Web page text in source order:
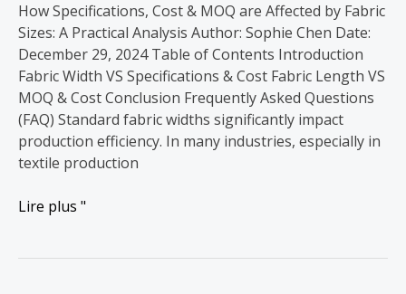
How Specifications, Cost & MOQ are Affected by Fabric
Sizes: A Practical Analysis Author: Sophie Chen Date:
December 29, 2024 Table of Contents Introduction
Fabric Width VS Specifications & Cost Fabric Length VS
MOQ & Cost Conclusion Frequently Asked Questions
(FAQ) Standard fabric widths significantly impact
production efficiency. In many industries, especially in
textile production
Lire plus "